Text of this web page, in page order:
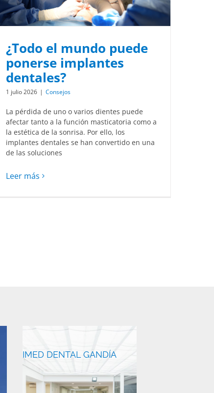
¿Todo el mundo puede
ponerse implantes
dentales?
1 julio 2026 | Consejos
La pérdida de uno o varios dientes puede
afectar tanto a la función masticatoria como a
la estética de la sonrisa. Por ello, los
implantes dentales se han convertido en una
de las soluciones
Leer más
IMED DENTAL GANDÍA